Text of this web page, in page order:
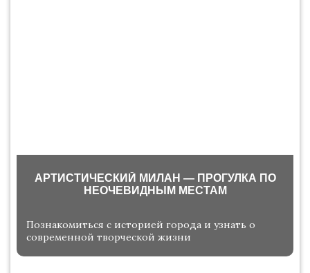
АРТИСТИЧЕСКИЙ МИЛАН — ПРОГУЛКА ПО
НЕОЧЕВИДНЫМ МЕСТАМ
Познакомиться с историей города и узнать о
современной творческой жизни